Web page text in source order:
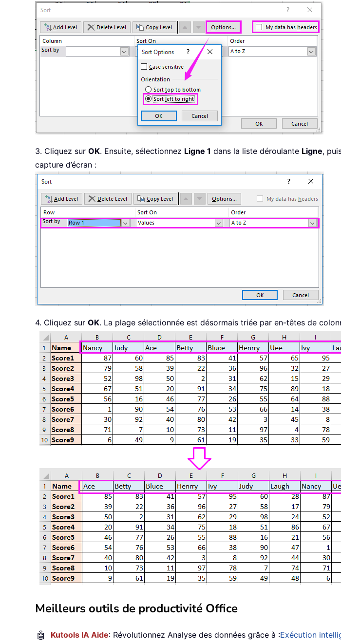
3. Cliquez sur OK. Ensuite, sélectionnez Ligne 1 dans la liste déroulante Ligne,
capture d’écran :
4. Cliquez sur OK. La plage sélectionnée est désormais triée par en-têtes de
Meilleurs outils de productivité Office
🤖 Kutools IA Aide: Révolutionnez Analyse des données grâce à :Exécution